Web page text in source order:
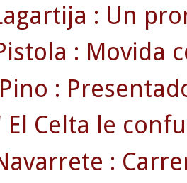
: Un
: Movida
:
El Celta le
: